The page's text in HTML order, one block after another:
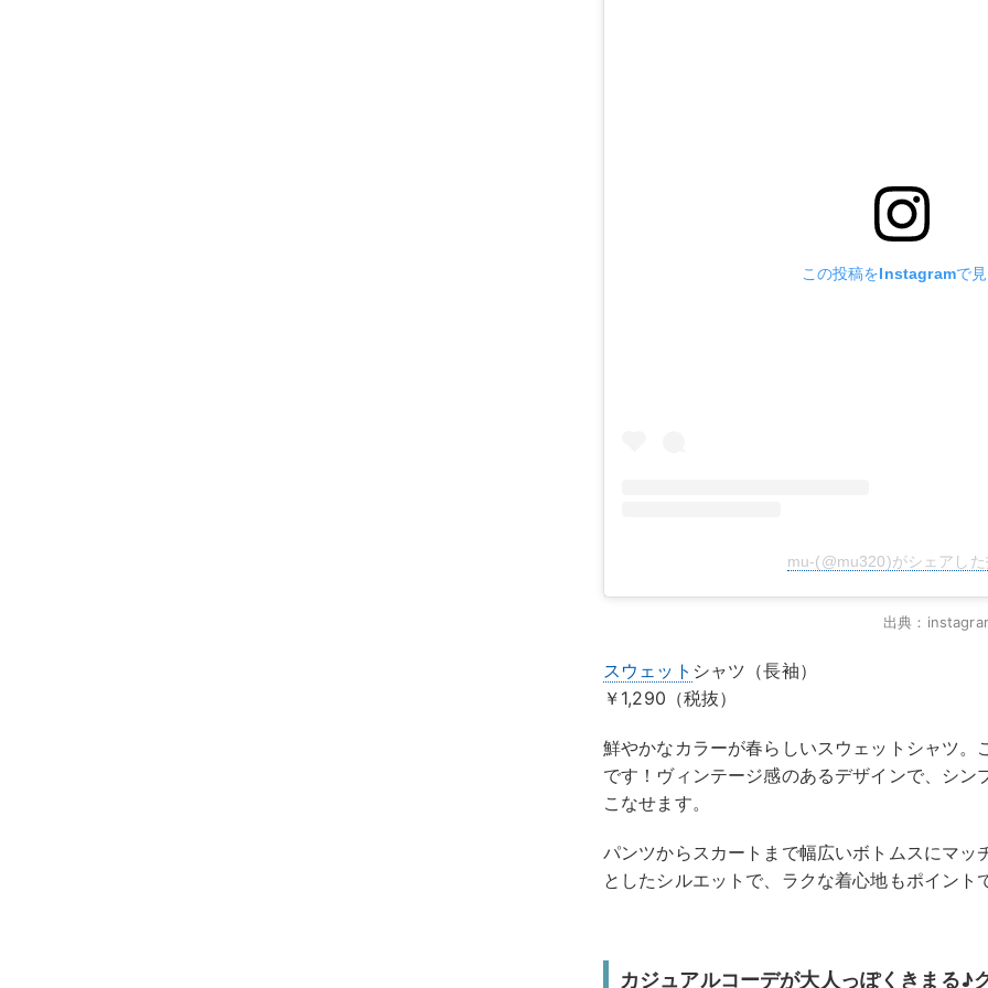
この投稿をInstagramで
mu-(@mu320)がシェアし
出典：
スウェット シャツ（長袖）
￥1,290（税抜）
鮮やかなカラーが春らしいスウェットシャツ。
です！ヴィンテージ感のあるデザインで、シ
こなせます。
パンツからスカートまで幅広いボトムスにマ
としたシルエットで、ラクな着心地もポイン
カジュアルコーデが大人っぽくきまる♪